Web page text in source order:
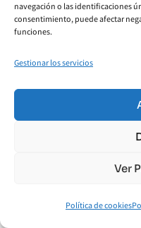
navegación o las identificaciones
consentimiento, puede afectar
funciones.
Gestionar los servicios
Ver
Política de cookies